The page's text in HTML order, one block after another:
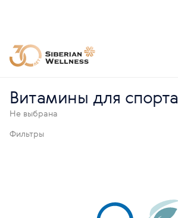
Витамины для спорта
Не выбрана
Фильтры